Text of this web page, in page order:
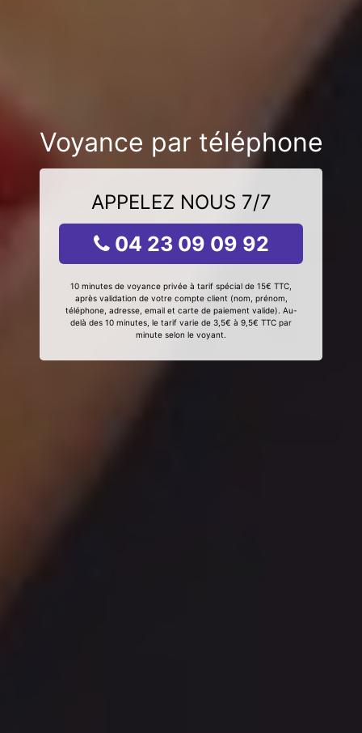
Voyance par téléphone
APPELEZ NOUS 7/7
04 23 09 09 92
10 minutes de voyance privée à tarif spécial de 15€ TTC,
après validation de votre compte client (nom, prénom,
téléphone, adresse, email et carte de paiement valide). Au-
delà des 10 minutes, le tarif varie de 3,5€ à 9,5€ TTC par
minute selon le voyant.